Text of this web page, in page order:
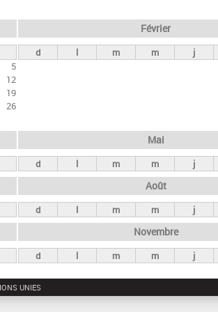
5
12
19
26
Février
d l m m j
Mai
d l m m j
Août
d l m m j
Novembre
d l m m j
UNIES